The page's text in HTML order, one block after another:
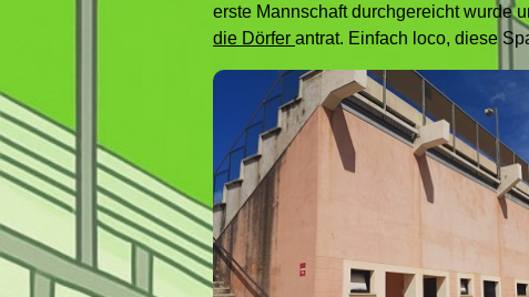
erste Mannschaft durchgereicht wurde
die Dörfer antrat. Einfach loco, diese